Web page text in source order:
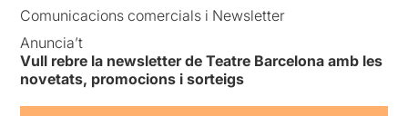
Comunicacions comercials i Newsletter
Anuncia’t
Vull rebre la newsletter de Teatre Barcelona amb les
novetats, promocions i sorteigs